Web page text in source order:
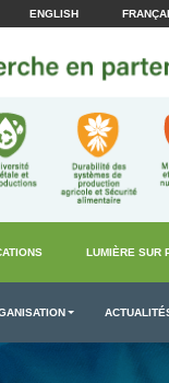
ENGLISH
LUMIÈRE SUR